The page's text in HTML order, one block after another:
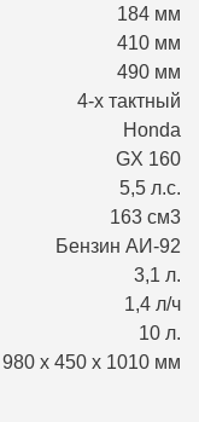
184 мм
410 мм
490 мм
4-х тактный
Honda
GX 160
5,5 л.с.
163 см3
Бензин АИ-92
3,1 л.
1,4 л/ч
10 л.
980 x 450 x 1010 мм